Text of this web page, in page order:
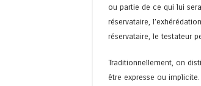
ou partie de ce qui lui
réservataire,
réservataire, le testateur
Traditionnellement, on
être expresse ou